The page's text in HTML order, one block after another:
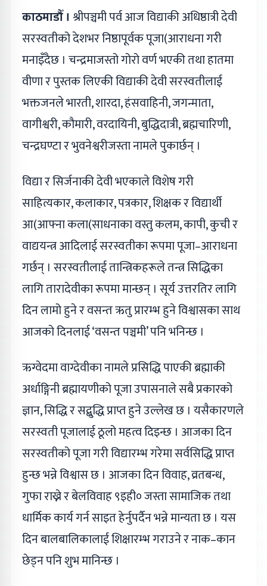
काठमाडौँ । श्रीपञ्चमी पर्व आज विद्याकी अधिष्ठात्री देवी
सरस्वतीको देशभर निष्ठापूर्वक पूजा(आराधना गरी
मनाइँदैछ । चन्द्रमाजस्तो गोरो वर्ण भएकी तथा हातमा
वीणा र पुस्तक लिएकी विद्याकी देवी सरस्वतीलाई
भक्तजनले भारती, शारदा, हंसवाहिनी, जगन्माता,
वागीश्वरी, कौमारी, वरदायिनी, बुद्धिदात्री, ब्रह्मचारिणी,
चन्द्रघण्टा र भुवनेश्वरीजस्ता नामले पुकार्छन् ।
विद्या र सिर्जनाकी देवी भएकाले विशेष गरी
साहित्यकार, कलाकार, पत्रकार, शिक्षक र विद्यार्थी
आ(आफ्ना कला(साधनाका वस्तु कलम, कापी, कुची र
वाद्ययन्त्र आदिलाई सरस्वतीका रूपमा पूजा–आराधना
गर्छन् । सरस्वतीलाई तान्त्रिकहरूले तन्त्र सिद्धिका
लागि तारादेवीका रूपमा मान्छन् । सूर्य उत्तरतिर लागि
दिन लामो हुने र वसन्त ऋतु प्रारम्भ हुने विश्वासका साथ
आजको दिनलाई ‘वसन्त पञ्चमी’ पनि भनिन्छ ।
ऋग्वेदमा वाग्देवीका नामले प्रसिद्धि पाएकी ब्रह्माकी
अर्धाङ्गिनी ब्रह्मायणीको पूजा उपासनाले सबै प्रकारको
ज्ञान, सिद्धि र सद्बुद्धि प्राप्त हुने उल्लेख छ । यसैकारणले
सरस्वती पूजालाई ठूलो महत्व दिइन्छ । आजका दिन
सरस्वतीको पूजा गरी विद्यारम्भ गरेमा सर्वसिद्धि प्राप्त
हुन्छ भन्ने विश्वास छ । आजका दिन विवाह, व्रतबन्ध,
गुफा राख्ने र बेलविवाह ९इही० जस्ता सामाजिक तथा
धार्मिक कार्य गर्न साइत हेर्नुपर्दैन भन्ने मान्यता छ । यस
दिन बालबालिकालाई शिक्षारम्भ गराउने र नाक–कान
छेड्न पनि शुभ मानिन्छ ।